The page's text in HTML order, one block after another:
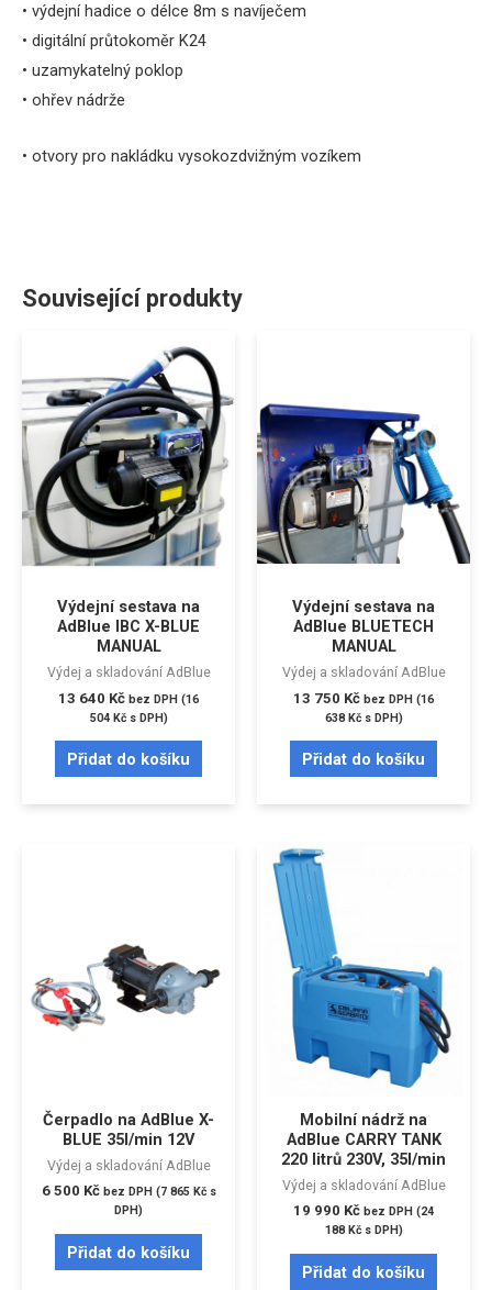
• výdejní hadice o délce 8m s navíječem
• digitální průtokoměr K24
• uzamykatelný poklop
• ohřev nádrže
• otvory pro nakládku vysokozdvižným vozíkem
Související produkty
Výdejní sestava na
AdBlue IBC X-BLUE
MANUAL
Výdej a skladování AdBlue
13 640 Kč bez DPH (16
504 Kčs DPH)
Přidat do košíku
Výdejní sestava na
AdBlue BLUETECH
MANUAL
Výdej a skladování AdBlue
13 750 Kč bez DPH (16
638 Kčs DPH)
Přidat do košíku
Čerpadlo na AdBlue X-
BLUE 35l/min 12V
Výdej a skladování AdBlue
6 500 Kč bez DPH (7 865 Kčs
DPH)
Přidat do košíku
Mobilní nádrž na
AdBlue CARRY TANK
220 litrů 230V, 35l/min
Výdej a skladování AdBlue
19 990 Kč bez DPH (24
188 Kčs DPH)
Přidat do košíku